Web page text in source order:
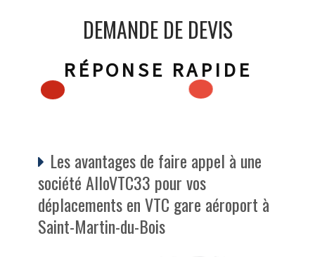
DEMANDE DE DEVIS
RÉPONSE RAPIDE
Les avantages de faire appel à une
société AlloVTC33 pour vos
déplacements en VTC gare aéroport à
Saint-Martin-du-Bois